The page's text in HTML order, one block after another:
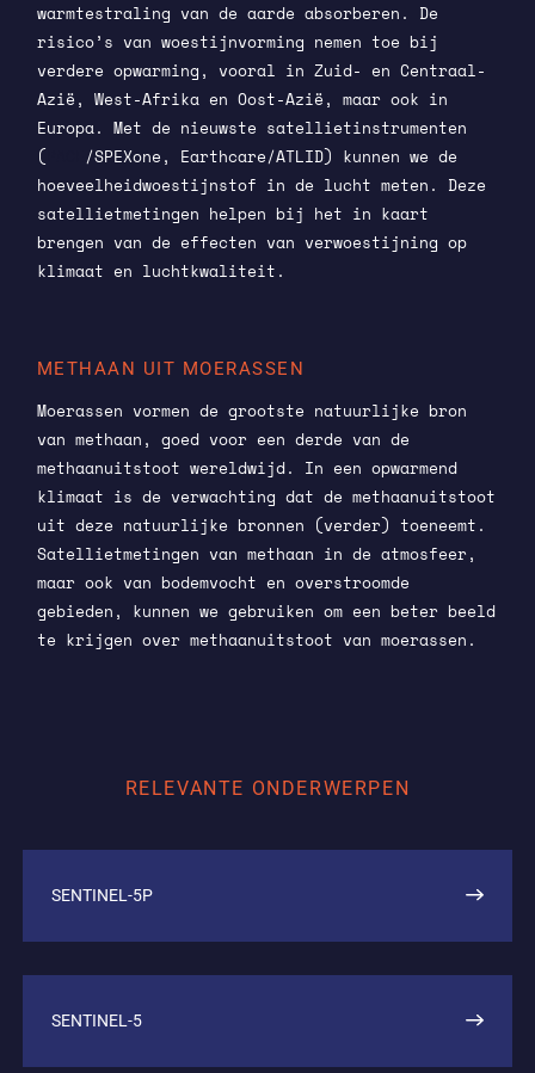
warmtestraling van de aarde absorberen. De
risico’s van woestijnvorming nemen toe bij
verdere opwarming, vooral in Zuid- en Centraal-
Azië, West-Afrika en Oost-Azië, maar ook in
Europa. Met de nieuwste satellietinstrumenten
(
/SPEXone, Earthcare/ATLID) kunnen we de
hoeveelheidwoestijnstof in de lucht meten. Deze
satellietmetingen helpen bij het in kaart
brengen van de effecten van verwoestijning op
klimaat en luchtkwaliteit.
METHAAN UIT MOERASSEN
Moerassen vormen de grootste natuurlijke bron
van methaan, goed voor een derde van de
methaanuitstoot wereldwijd. In een opwarmend
klimaat is de verwachting dat de methaanuitstoot
uit deze natuurlijke bronnen (verder) toeneemt.
Satellietmetingen van methaan in de atmosfeer,
maar ook van bodemvocht en overstroomde
gebieden, kunnen we gebruiken om een beter beeld
te krijgen over methaanuitstoot van moerassen.
RELEVANTE ONDERWERPEN
SENTINEL-5P
SENTINEL-5